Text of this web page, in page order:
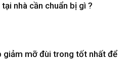
nhà cần chuẩn bị gì ?
giảm mỡ đùi trong tốt nhất để